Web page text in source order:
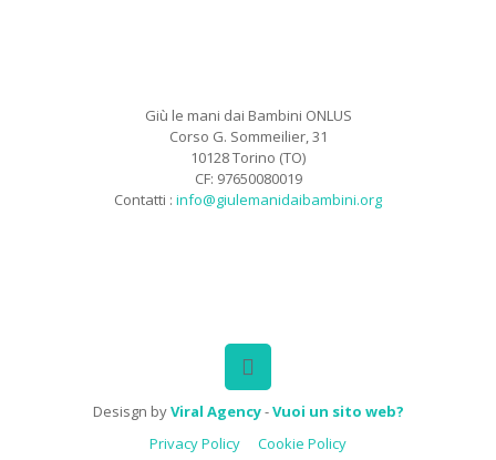
Giù le mani dai Bambini ONLUS
Corso G. Sommeilier, 31
10128 Torino (TO)
CF: 97650080019
Contatti : info@giulemanidaibambini.org
Desisgn byViral Agency-Vuoi un sito web?
Privacy Policy
Cookie Policy